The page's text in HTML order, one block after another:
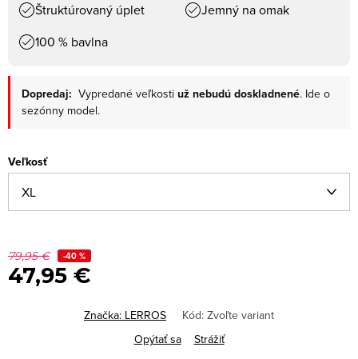
Štruktúrovaný úplet
Jemný na omak
100 % bavlna
Dopredaj: Vypredané veľkosti už nebudú doskladnené. Ide o
sezónny model.
Veľkosť
79,95 € -40 %
47,95 €
Značka: LERROS Kód: Zvoľte variant
Opýtať sa
Strážiť